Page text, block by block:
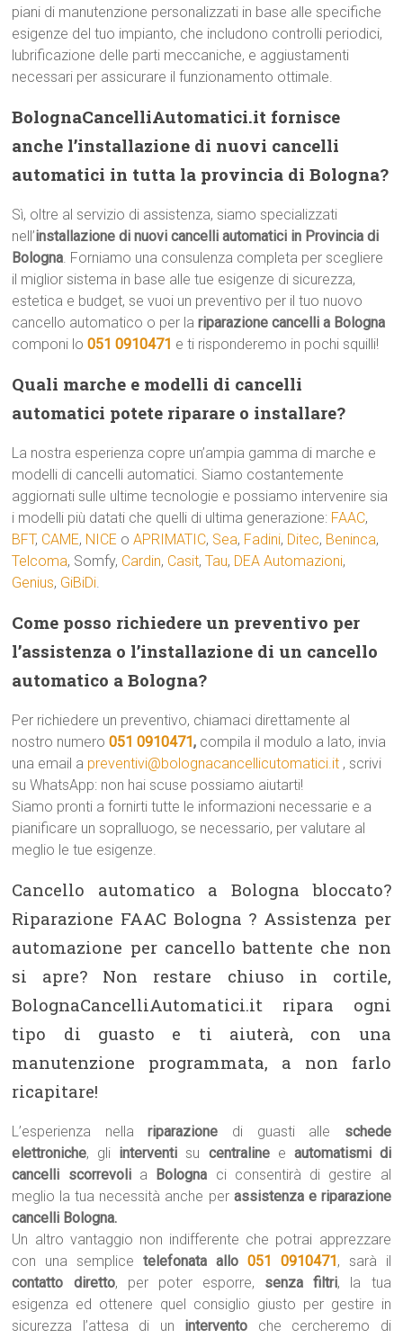
piani di manutenzione personalizzati in base alle specifiche
esigenze del tuo impianto, che includono controlli periodici,
lubrificazione delle parti meccaniche, e aggiustamenti
necessari per assicurare il funzionamento ottimale.
BolognaCancelliAutomatici.it fornisce
anche l’installazione di nuovi cancelli
automatici in tutta la provincia di Bologna?
Sì, oltre al servizio di assistenza, siamo specializzati
nell’installazione di nuovi cancelli automatici in Provincia di
Bologna. Forniamo una consulenza completa per scegliere
il miglior sistema in base alle tue esigenze di sicurezza,
estetica e budget, se vuoi un preventivo per il tuo nuovo
cancello automatico o per lariparazione cancelli a Bologna
componi lo051 0910471 e ti risponderemo in pochi squilli!
Quali marche e modelli di cancelli
automatici potete riparare o installare?
La nostra esperienza copre un’ampia gamma di marche e
modelli di cancelli automatici. Siamo costantemente
aggiornati sulle ultime tecnologie e possiamo intervenire sia
i modelli più datati che quelli di ultima generazione: FAAC,
BFT, CAME, NICE oAPRIMATIC, Sea, Fadini, Ditec, Beninca,
Telcoma, Somfy, Cardin, Casit,Tau, DEA Automazioni,
Genius, GiBiDi.
Come posso richiedere un preventivo per
l’assistenza o l’installazione di un cancello
automatico a Bologna?
Per richiedere un preventivo, chiamaci direttamente al
nostro numero051 0910471, compila il modulo a lato, invia
una email a preventivi@bolognacancellicutomatici.it , scrivi
su WhatsApp: non hai scuse possiamo aiutarti!
Siamo pronti a fornirti tutte le informazioni necessarie e a
pianificare un sopralluogo, se necessario, per valutare al
meglio le tue esigenze.
Cancello automatico a Bologna bloccato?
Riparazione FAAC Bologna ? Assistenza per
automazione per cancello battente che non
si apre? Non restare chiuso in cortile,
BolognaCancelliAutomatici.it ripara ogni
tipo di guasto e ti aiuterà, con una
manutenzione programmata, a non farlo
ricapitare!
L’esperienza nellariparazione di guasti alle schede
elettroniche, gli interventi su centralinee automatismi di
cancelli scorrevolia Bologna ci consentirà di gestire al
meglio la tua necessità anche per assistenza e riparazione
cancelli Bologna.
Un altro vantaggio non indifferente che potrai apprezzare
con una semplicetelefonata allo 051 0910471, sarà il
contatto diretto, per poter esporre, senza filtri, la tua
esigenza ed ottenere quel consiglio giusto per gestire in
sicurezza l’attesa di un intervento che cercheremo di